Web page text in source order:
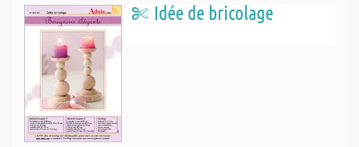
Idée de bricolage